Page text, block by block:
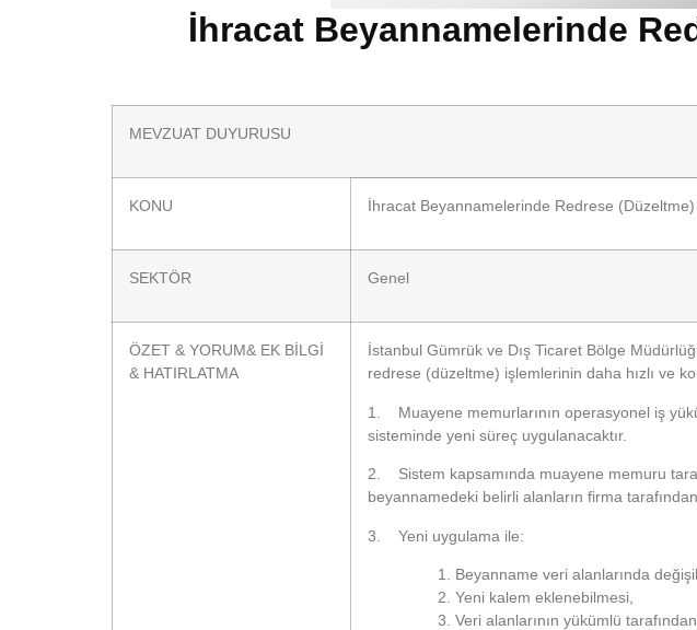
İhracat Beyannamelerinde
MEVZUAT DUYURUSU
KONU İhracat Beyannamelerinde Redrese
SEKTÖR Genel
ÖZET & YORUM& EK BİLGİ
& HATIRLATMA
İstanbul Gümrük ve Dış Ticaret Bölge
redrese (düzeltme) işlemlerinin daha hızlı ve
1. Muayene memurlarının operasyonel iş
sisteminde yeni süreç uygulanacaktır.
2. Sistem kapsamında muayene memuru
beyannamedeki belirli alanların firma
3. Yeni uygulama ile:
Beyanname veri alanlarında
Yeni kalem eklenebilmesi,
Veri alanlarının yükümlü